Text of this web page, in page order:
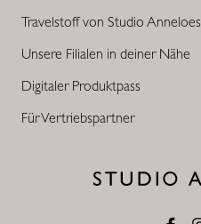
Travelstoff von Studio Anneloes
Unsere Filialen in deiner Nähe
Digitaler Produktpass
Für Vertriebspartner